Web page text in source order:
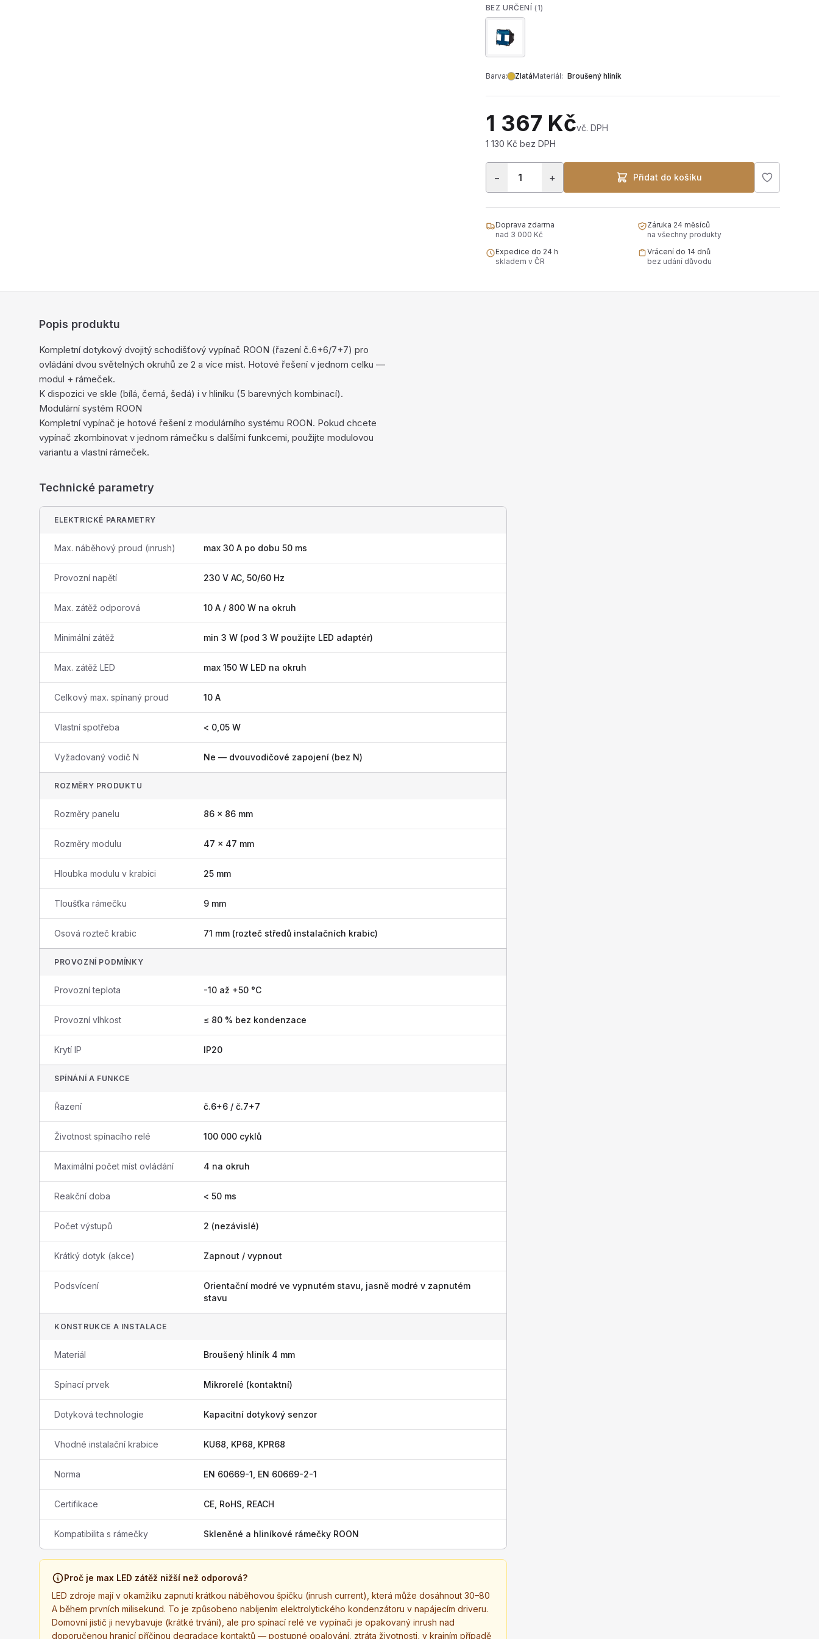
BEZ URČENÍ(1)
Barva: ZlatáMateriál: Broušený hliník
1 367 Kčvč. DPH
1 130 Kč bez DPH
− + Přidat do košíku
Doprava zdarma
nad 3 000 Kč
Záruka 24 měsíců
na všechny produkty
Expedice do 24 h
skladem v ČR
Vrácení do 14 dnů
bez udání důvodu
Popis produktu
Kompletní dotykový dvojitý schodišťový vypínač ROON (řazení č.6+6/7+7) pro
ovládání dvou světelných okruhů ze 2 a více míst. Hotové řešení v jednom celku —
modul + rámeček.
K dispozici ve skle (bílá, černá, šedá) i v hliníku (5 barevných kombinací).
Modulární systém ROON
Kompletní vypínač je hotové řešení z modulárního systému ROON. Pokud chcete
vypínač zkombinovat v jednom rámečku s dalšími funkcemi, použijte modulovou
variantu a vlastní rámeček.
Technické parametry
ELEKTRICKÉ PARAMETRY
Max. náběhový proud (inrush) max 30 A po dobu 50 ms
Provozní napětí 230 V AC, 50/60 Hz
Max. zátěž odporová 10 A / 800 W na okruh
Minimální zátěž min 3 W (pod 3 W použijte LED adaptér)
Max. zátěž LED max 150 W LED na okruh
Celkový max. spínaný proud 10 A
Vlastní spotřeba < 0,05 W
Vyžadovaný vodič N Ne — dvouvodičové zapojení (bez N)
ROZMĚRY PRODUKTU
Rozměry panelu 86 × 86 mm
Rozměry modulu 47 × 47 mm
Hloubka modulu v krabici 25 mm
Tloušťka rámečku 9 mm
Osová rozteč krabic 71 mm (rozteč středů instalačních krabic)
PROVOZNÍ PODMÍNKY
Provozní teplota -10 až +50 °C
Provozní vlhkost ≤ 80 % bez kondenzace
Krytí IP IP20
SPÍNÁNÍ A FUNKCE
Řazení č.6+6 / č.7+7
Životnost spínacího relé 100 000 cyklů
Maximální počet míst ovládání 4 na okruh
Reakční doba < 50 ms
Počet výstupů 2 (nezávislé)
Krátký dotyk (akce) Zapnout / vypnout
Podsvícení
Orientační modré ve vypnutém stavu, jasně modré v zapnutém
stavu
KONSTRUKCE A INSTALACE
Materiál Broušený hliník 4 mm
Spínací prvek Mikrorelé (kontaktní)
Dotyková technologie Kapacitní dotykový senzor
Vhodné instalační krabice KU68, KP68, KPR68
Norma EN 60669-1, EN 60669-2-1
Certifikace CE, RoHS, REACH
Kompatibilita s rámečky Skleněné a hliníkové rámečky ROON
Proč je max LED zátěž nižší než odporová?
LED zdroje mají v okamžiku zapnutí krátkou náběhovou špičku (inrush current), která může dosáhnout 30–80
A během prvních milisekund. To je způsobeno nabíjením elektrolytického kondenzátoru v napájecím driveru.
Domovní jistič ji nevybavuje (krátké trvání), ale pro spínací relé ve vypínači je opakovaný inrush nad
doporučenou hranicí příčinou degradace kontaktů — postupné opalování, ztráta životnosti, v krajním případě